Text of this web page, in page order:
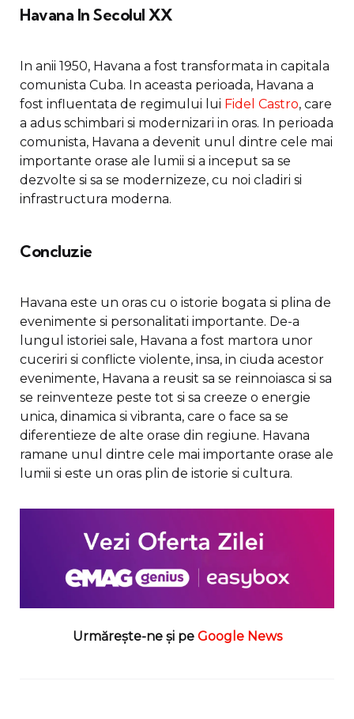
Havana In Secolul XX
In anii 1950, Havana a fost transformata in capitala
comunista Cuba. In aceasta perioada, Havana a
fost influentata de regimului lui Fidel Castro, care
a adus schimbari si modernizari in oras. In perioada
comunista, Havana a devenit unul dintre cele mai
importante orase ale lumii si a inceput sa se
dezvolte si sa se modernizeze, cu noi cladiri si
infrastructura moderna.
Concluzie
Havana este un oras cu o istorie bogata si plina de
evenimente si personalitati importante. De-a
lungul istoriei sale, Havana a fost martora unor
cuceriri si conflicte violente, insa, in ciuda acestor
evenimente, Havana a reusit sa se reinnoiasca si sa
se reinventeze peste tot si sa creeze o energie
unica, dinamica si vibranta, care o face sa se
diferentieze de alte orase din regiune. Havana
ramane unul dintre cele mai importante orase ale
lumii si este un oras plin de istorie si cultura.
Urmărește-ne și pe Google News